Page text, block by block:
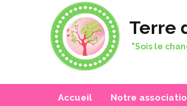
Terre
"Sois le
Accueil Notre